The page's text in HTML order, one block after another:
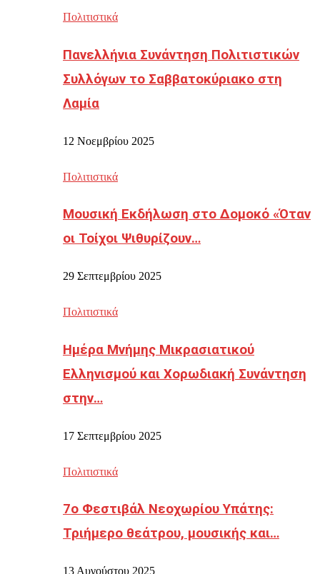
Πολιτιστικά
Πανελλήνια Συνάντηση Πολιτιστικών
Συλλόγων το Σαββατοκύριακο στη
Λαμία
12 Νοεμβρίου 2025
Πολιτιστικά
Μουσική Εκδήλωση στο Δομοκό «Όταν
οι Τοίχοι Ψιθυρίζουν…
29 Σεπτεμβρίου 2025
Πολιτιστικά
Ημέρα Μνήμης Μικρασιατικού
Ελληνισμού και Χορωδιακή Συνάντηση
στην…
17 Σεπτεμβρίου 2025
Πολιτιστικά
7ο Φεστιβάλ Νεοχωρίου Υπάτης:
Τριήμερο θεάτρου, μουσικής και…
13 Αυγούστου 2025